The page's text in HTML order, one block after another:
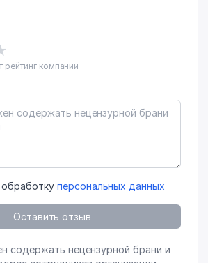
компании
персональных данных
Оставить отзыв
содержать нецензурной брани и